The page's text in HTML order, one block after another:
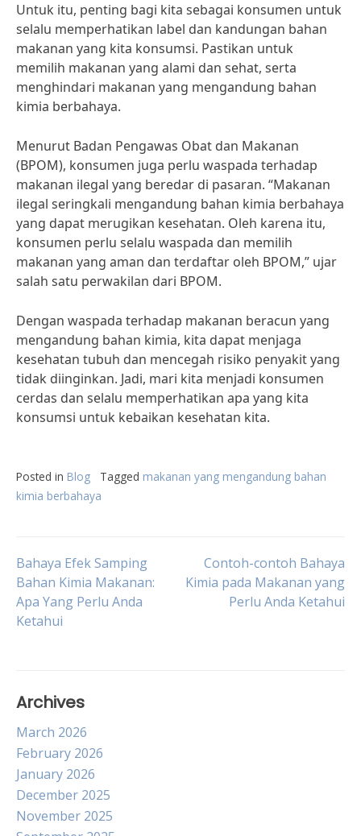
Untuk itu, penting bagi kita sebagai konsumen untuk
selalu memperhatikan label dan kandungan bahan
makanan yang kita konsumsi. Pastikan untuk
memilih makanan yang alami dan sehat, serta
menghindari makanan yang mengandung bahan
kimia berbahaya.
Menurut Badan Pengawas Obat dan Makanan
(BPOM), konsumen juga perlu waspada terhadap
makanan ilegal yang beredar di pasaran. “Makanan
ilegal seringkali mengandung bahan kimia berbahaya
yang dapat merugikan kesehatan. Oleh karena itu,
konsumen perlu selalu waspada dan memilih
makanan yang aman dan terdaftar oleh BPOM,” ujar
salah satu perwakilan dari BPOM.
Dengan waspada terhadap makanan beracun yang
mengandung bahan kimia, kita dapat menjaga
kesehatan tubuh dan mencegah risiko penyakit yang
tidak diinginkan. Jadi, mari kita menjadi konsumen
cerdas dan selalu memperhatikan apa yang kita
konsumsi untuk kebaikan kesehatan kita.
Posted in Blog Tagged makanan yang mengandung bahan
kimia berbahaya
Post
navigation
Bahaya Efek Samping
Bahan Kimia Makanan:
Apa Yang Perlu Anda
Ketahui
Contoh-contoh Bahaya
Kimia pada Makanan yang
Perlu Anda Ketahui
Archives
March 2026
February 2026
January 2026
December 2025
November 2025